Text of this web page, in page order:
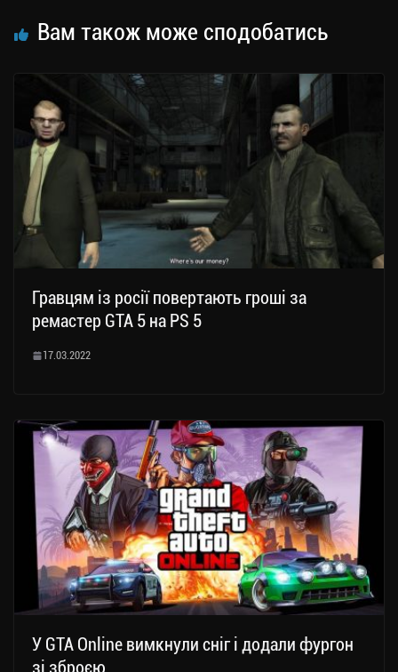
Вам також може сподобатись
Гравцям із росії повертають гроші за
ремастер GTA 5 на PS 5
17.03.2022
У GTA Online вимкнули сніг і додали фургон
зі зброєю